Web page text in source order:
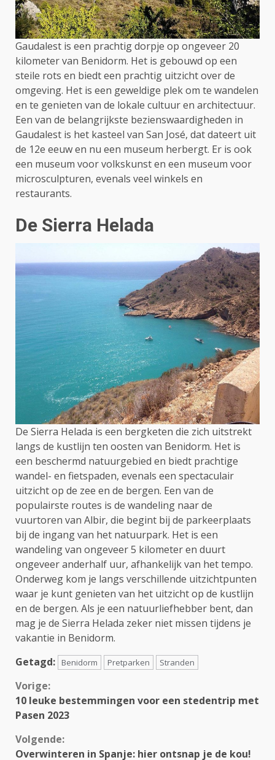
Gaudalest is een prachtig dorpje op ongeveer 20
kilometer van Benidorm. Het is gebouwd op een
steile rots en biedt een prachtig uitzicht over de
omgeving. Het is een geweldige plek om te wandelen
en te genieten van de lokale cultuur en architectuur.
Een van de belangrijkste bezienswaardigheden in
Gaudalest is het kasteel van San José, dat dateert uit
de 12e eeuw en nu een museum herbergt. Er is ook
een museum voor volkskunst en een museum voor
microsculpturen, evenals veel winkels en
restaurants.
De Sierra Helada
De Sierra Helada is een bergketen die zich uitstrekt
langs de kustlijn ten oosten van Benidorm. Het is
een beschermd natuurgebied en biedt prachtige
wandel- en fietspaden, evenals een spectaculair
uitzicht op de zee en de bergen. Een van de
populairste routes is de wandeling naar de
vuurtoren van Albir, die begint bij de parkeerplaats
bij de ingang van het natuurpark. Het is een
wandeling van ongeveer 5 kilometer en duurt
ongeveer anderhalf uur, afhankelijk van het tempo.
Onderweg kom je langs verschillende uitzichtpunten
waar je kunt genieten van het uitzicht op de kustlijn
en de bergen. Als je een natuurliefhebber bent, dan
mag je de Sierra Helada zeker niet missen tijdens je
vakantie in Benidorm.
Getagd:
Benidorm Pretparken Stranden
Continue
Reading
Vorige:
10 leuke bestemmingen voor een stedentrip met
Pasen 2023
Volgende:
Overwinteren in Spanje: hier ontsnap je de kou!